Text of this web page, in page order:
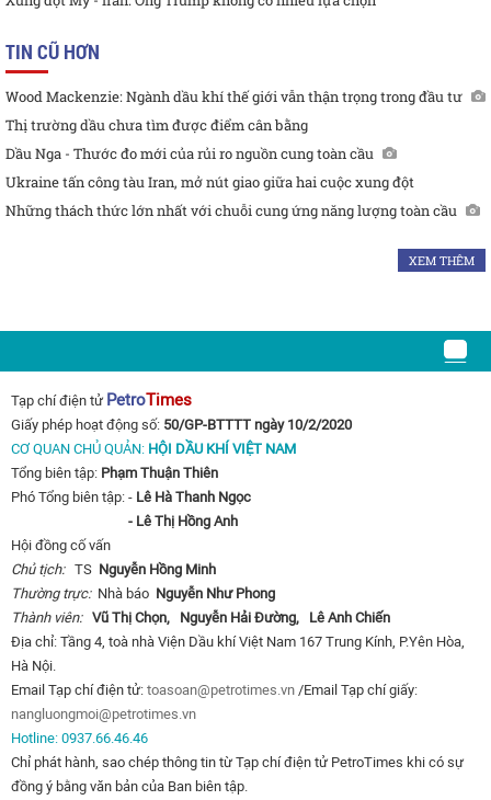
TIN CŨ HƠN
Wood Mackenzie: Ngành dầu khí thế giới vẫn thận trọng trong đầu tư
Thị trường dầu chưa tìm được điểm cân bằng
Dầu Nga - Thước đo mới của rủi ro nguồn cung toàn cầu
Ukraine tấn công tàu Iran, mở nút giao giữa hai cuộc xung đột
Những thách thức lớn nhất với chuỗi cung ứng năng lượng toàn cầu
XEM THÊM
Tạp chí điện tử PetroTimes
Giấy phép hoạt động số: 50/GP-BTTTT ngày 10/2/2020
CƠ QUAN CHỦ QUẢN: HỘI DẦU KHÍ VIỆT NAM
Tổng biên tập: Phạm Thuận Thiên
Phó Tổng biên tập: - Lê Hà Thanh Ngọc
- Lê Thị Hồng Anh
Hội đồng cố vấn
Chủ tịch:TS Nguyễn Hồng Minh
Thường trực: Nhà báo Nguyễn Như Phong
Thành viên: Vũ Thị Chọn, Nguyễn Hải Đường,
Lê Anh Chiến
Địa chỉ: Tầng 4, toà nhà Viện Dầu khí Việt Nam 167 Trung Kính, P.Yên Hòa,
Hà Nội.
Email Tạp chí điện tử: toasoan@petrotimes.vn /Email Tạp chí giấy:
nangluongmoi@petrotimes.vn
Hotline: 0937.66.46.46
Chỉ phát hành, sao chép thông tin từ Tạp chí điện tử PetroTimes khi có sự
đồng ý bằng văn bản của Ban biên tập.